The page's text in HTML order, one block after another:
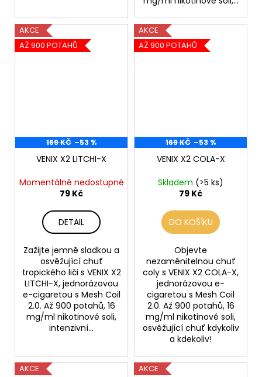
AKCE
AŽ 900 POTAHŮ
169 KČ –53 %
VENIX X2 LITCHI-X
Momentálně nedostupné
79 Kč
DETAIL
Zažijte jemně sladkou a
osvěžující chuť
tropického liči s VENIX X2
LITCHI-X, jednorázovou
e-cigaretou s Mesh Coil
2.0. Až 900 potahů, 16
mg/ml nikotinové soli,
intenzivní...
AKCE
AŽ 900 POTAHŮ
169 KČ –53 %
VENIX X2 COLA-X
Skladem (>5 ks)
79 Kč
DO KOŠÍKU
Objevte
nezaměnitelnou chuť
coly s VENIX X2 COLA-X,
jednorázovou e-
cigaretou s Mesh Coil
2.0. Až 900 potahů, 16
mg/ml nikotinové soli,
osvěžující chuť kdykoliv
a kdekoliv!
AKCE
AKCE